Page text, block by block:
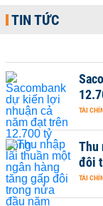
TIN TỨC
TÀI
Thu
đôi
TÀI